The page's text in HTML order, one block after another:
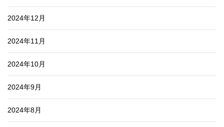
2024年12月
2024年11月
2024年10月
2024年9月
2024年8月